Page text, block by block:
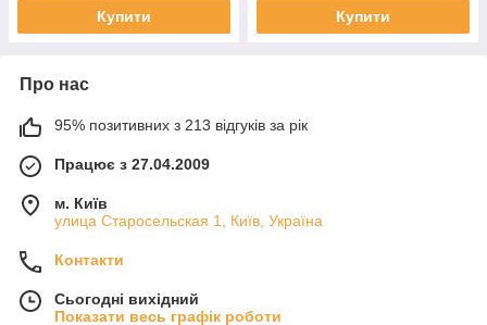
Купити Купити
Про нас
95% позитивних з 213 відгуків за рік
Працює з 27.04.2009
м. Київ
улица Старосельская 1, Київ, Україна
Контакти
Сьогодні вихідний
Показати весь графік роботи